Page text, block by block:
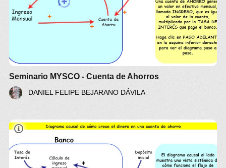
Seminario MYSCO - Cuenta de Ahorros
DANIEL FELIPE BEJARANO DÁVILA
Seminario MYSCO